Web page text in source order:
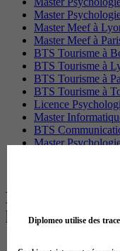
Master
Master Meef à
Master Meef à
BTS Tourisme à
BTS Tourisme à
BTS Tourisme à
BTS Tourisme à
Licence
Master
BTS
Master
Les intitulés
les plus
BTS Esf en
Diplomeo utilise des